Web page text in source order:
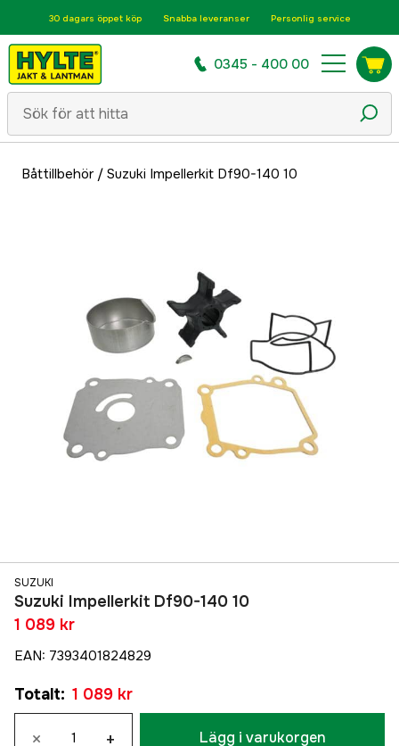
30 dagars öppet köp Snabba leveranser Personlig service
0345 - 400 00
Båttillbehör/ Suzuki Impellerkit Df90-140 10
SUZUKI
Suzuki Impellerkit Df90-140 10
1 089 kr
EAN: 7393401824829
Totalt: 1 089 kr
× + Lägg i varukorgen